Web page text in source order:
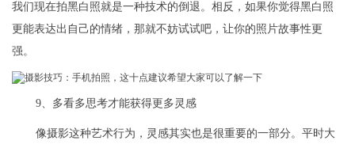
我们现在拍黑白照就是一种技术的倒退。相反，如果你觉得黑白照
更能表达出自己的情绪，那就不妨试试吧，让你的照片故事性更
强。
9、多看多思考才能获得更多灵感
像摄影这种艺术行为，灵感其实也是很重要的一部分。平时大